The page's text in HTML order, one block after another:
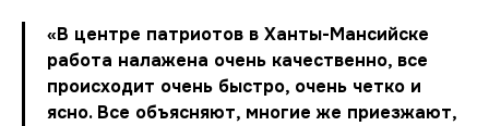
«В центре патриотов в Ханты-Мансийске
работа налажена очень качественно, все
происходит очень быстро, очень четко и
ясно. Все объясняют, многие же приезжают,